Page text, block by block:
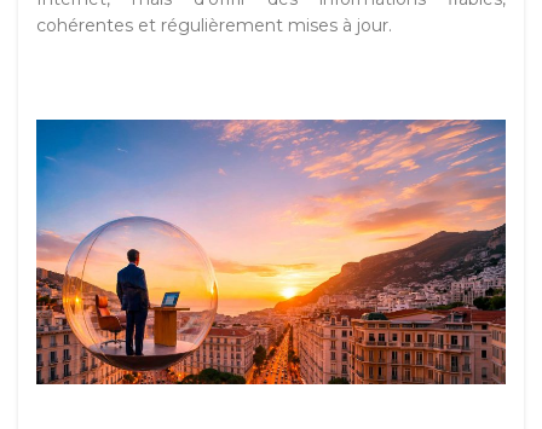
cohérentes et régulièrement mises à jour.